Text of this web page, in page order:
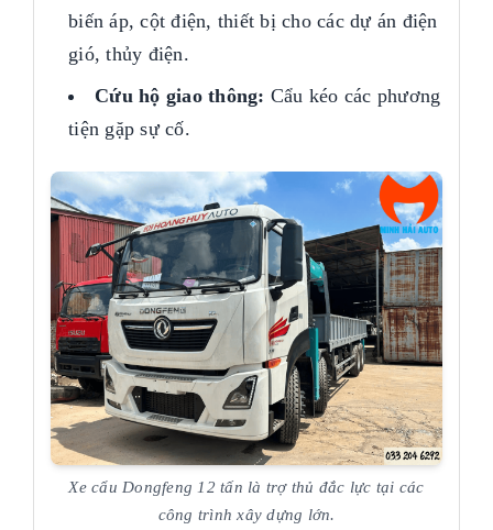
biến áp, cột điện, thiết bị cho các dự án điện
gió, thủy điện.
Cứu hộ giao thông: Cẩu kéo các phương
tiện gặp sự cố.
Xe cẩu Dongfeng 12 tấn là trợ thủ đắc lực tại các
công trình xây dựng lớn.